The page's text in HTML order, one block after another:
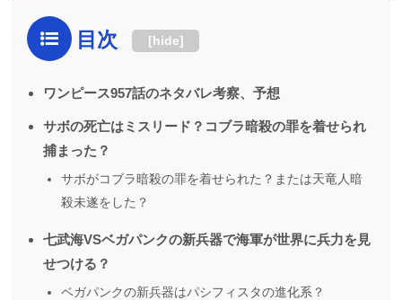
目次 [hide]
ワンピース957話のネタバレ考察、予想
サボの死亡はミスリード？コブラ暗殺の罪を着せられ
捕まった？
サボがコブラ暗殺の罪を着せられた？または天竜人暗
殺未遂をした？
七武海VSベガパンクの新兵器で海軍が世界に兵力を見
せつける？
ベガパンクの新兵器はパシフィスタの進化系？